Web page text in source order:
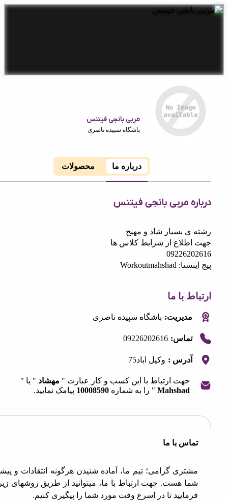
مربی بانجی فیتنس
باشگاه سپیده ناصری
محصولات
مربی بانجی فیتنس
بسیار شاد و مهیج
از شرایط کلاس ها
با ما
مدیریت: باشگاه سپیده ناصری
تماس: 09226202616
آدرس : وکیل اباد75
جهت ارتباط با این کسب و کار عبارت "مهشاد " یا "
Mahshad
" را به شماره 10008590 پیامک نمایید.
با ما
گرامی؛ تیم ما، آماده شنیدن هرگونه انتقادات و پیشنهادات
هست. جهت ارتباط با ما، میتوانید از طریق روشهای زیر اقدام
تا در اسرع وقت مورد شما را پیگیری کنیم.